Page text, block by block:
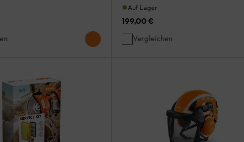
Auf Lager
199,00 €
Vergleichen